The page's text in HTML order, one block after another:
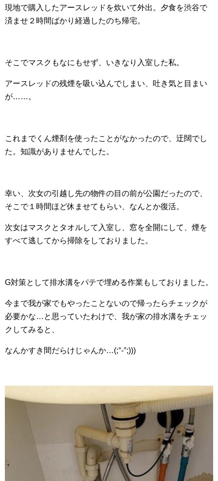
現地で購入したアースレッドを炊いて外出。夕食を渋谷で
済ませ２時間ばかり経過したのち帰宅。
そこでマスクもなにもせず、いきなり入室した私。
アースレッドの残煙を吸い込んでしまい、吐き気と目まい
が……。
これまでくん煙剤を使ったことがなかったので、迂闊でし
た。知識がありませんでした。
幸い、次女の引越し先の物件の目の前が公園だったので、
そこで１時間ほど休ませてもらい、なんとか復活。
次女はマスクとタオルして入室し、窓を全開にして、煙を
すべて逃してから掃除をしておりました。
G対策として排水溝をパテで埋める作業もしておりました。
今まで我が家でもやったことないので帰ったらチェックが
必要かな…と思っていたわけで、我が家の排水溝をチェッ
クしてみると、
なんかすき間だらけじゃんか…(;°-°;)))